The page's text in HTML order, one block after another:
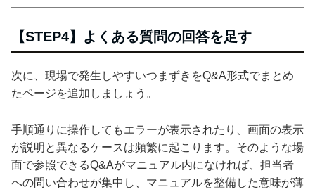
【STEP4】よくある質問の回答を足す
次に、現場で発生しやすいつまずきをQ&A形式でまとめ
たページを追加しましょう。
手順通りに操作してもエラーが表示されたり、画面の表示
が説明と異なるケースは頻繁に起こります。そのような場
面で参照できるQ&Aがマニュアル内になければ、担当者
への問い合わせが集中し、マニュアルを整備した意味が薄